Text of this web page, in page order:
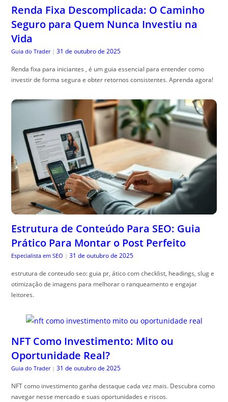
Renda Fixa Descomplicada: O Caminho
Seguro para Quem Nunca Investiu na
Vida
Guia do Trader | 31 de outubro de 2025
Renda fixa para iniciantes , é um guia essencial para entender como
investir de forma segura e obter retornos consistentes. Aprenda agora!
Estrutura de Conteúdo Para SEO: Guia
Prático Para Montar o Post Perfeito
Especialista em SEO | 31 de outubro de 2025
estrutura de conteudo seo: guia pr, ático com checklist, headings, slug e
otimização de imagens para melhorar o ranqueamento e engajar
leitores.
NFT Como Investimento: Mito ou
Oportunidade Real?
Guia do Trader | 31 de outubro de 2025
NFT como investimento ganha destaque cada vez mais. Descubra como
navegar nesse mercado e suas oportunidades e riscos.